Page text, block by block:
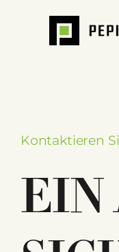
Kontaktieren
EIN